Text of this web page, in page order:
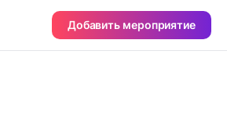
Добавить мероприятие